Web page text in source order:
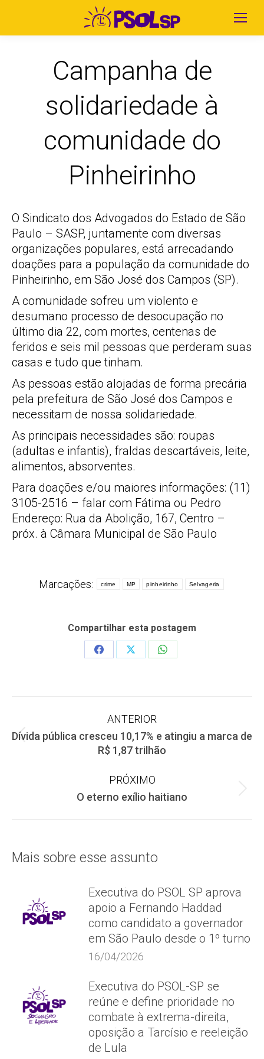
Campanha de
solidariedade à
comunidade do
Pinheirinho
O Sindicato dos Advogados do Estado de São
Paulo – SASP, juntamente com diversas
organizações populares, está arrecadando
doações para a população da comunidade do
Pinheirinho, em São José dos Campos (SP).
A comunidade sofreu um violento e
desumano processo de desocupação no
último dia 22, com mortes, centenas de
feridos e seis mil pessoas que perderam suas
casas e tudo que tinham.
As pessoas estão alojadas de forma precária
pela prefeitura de São José dos Campos e
necessitam de nossa solidariedade.
As principais necessidades são: roupas
(adultas e infantis), fraldas descartáveis, leite,
alimentos, absorventes.
Para doações e/ou maiores informações: (11)
3105-2516 – falar com Fátima ou Pedro
Endereço: Rua da Abolição, 167, Centro –
próx. à Câmara Municipal de São Paulo
Marcações: crime MP pinheirinho Selvageria
Compartilhar esta postagem
Share
Share
Share
Navegação
de
ANTERIOR
Post
anterior:
Dívida pública cresceu 10,17% e atingiu a marca de
R$ 1,87 trilhão
PRÓXIMO
Próximo
O eterno exílio haitiano
Mais sobre esse assunto
Executiva do PSOL SP aprova
apoio a Fernando Haddad
como candidato a governador
em São Paulo desde o 1º turno
16/04/2026
Executiva do PSOL-SP se
reúne e define prioridade no
combate à extrema-direita,
oposição a Tarcísio e reeleição
de Lula